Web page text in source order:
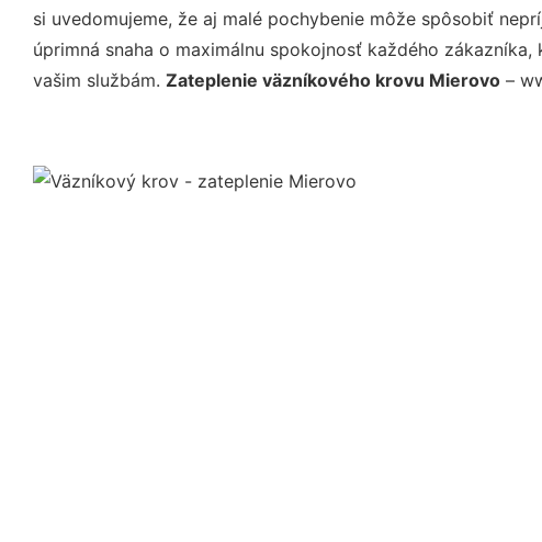
si uvedomujeme, že aj malé pochybenie môže spôsobiť
úprimná snaha o maximálnu spokojnosť každého
vašim službám. Zateplenie väzníkového krovu Mierovo –